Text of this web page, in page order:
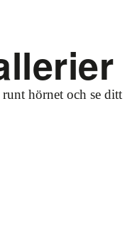
hörnet och se ditt